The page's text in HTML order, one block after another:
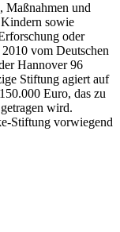
Maßnahmen und
sowie
oder
vom Deutschen
Hannover 96
Stiftung agiert auf
Euro, das zu
wird.
Stiftung vorwiegend